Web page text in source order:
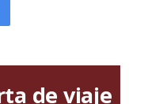
de viaje